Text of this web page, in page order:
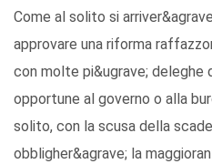
Come al solito si
approvare una riforma
con molte pi&ugrave; deleghe
opportune al governo o alla
solito, con la scusa della
obbligher&agrave; la